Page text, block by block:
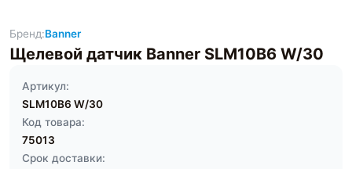
Бренд:Banner
Щелевой датчик Banner SLM10B6 W/30
Артикул:
SLM10B6 W/30
Код товара:
75013
Срок доставки: